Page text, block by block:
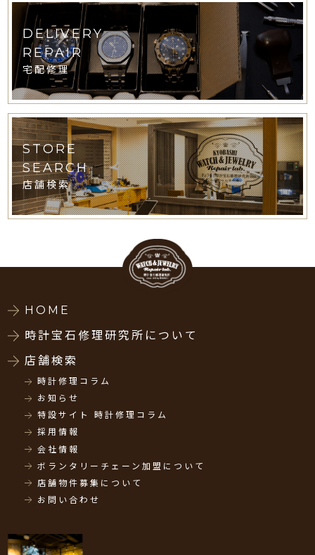
DELIVERY
REPAIR
宅配修理
STORE
SEARCH
店舗検索
HOME
時計宝石修理研究所について
店舗検索
時計修理コラム
お知らせ
特設サイト 時計修理コラム
採用情報
会社情報
ボランタリーチェーン加盟について
店舗物件募集について
お問い合わせ